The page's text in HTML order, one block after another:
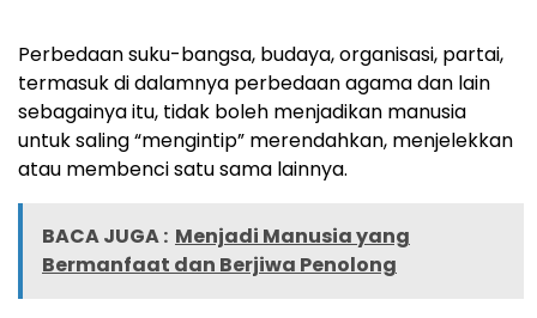
Perbedaan suku-bangsa, budaya, organisasi, partai,
termasuk di dalamnya perbedaan agama dan lain
sebagainya itu, tidak boleh menjadikan manusia
untuk saling “mengintip” merendahkan, menjelekkan
atau membenci satu sama lainnya.
BACA JUGA : Menjadi Manusia yang
Bermanfaat dan Berjiwa Penolong